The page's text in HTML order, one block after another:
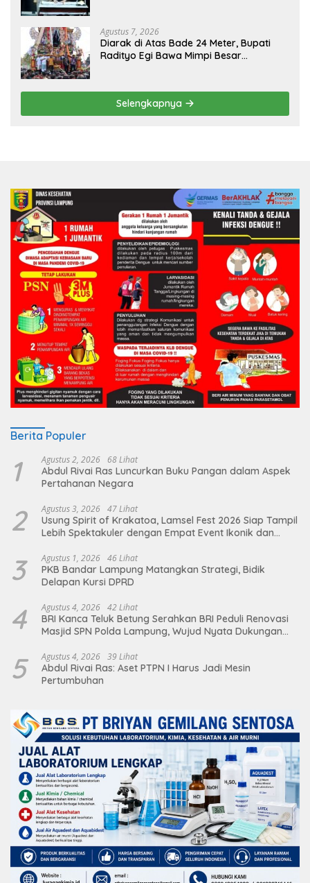
Agustus 7, 2026
Diarak di Atas Bade 24 Meter, Bupati
Radityo Egi Bawa Mimpi Besar
Selengkapnya
Berita Populer
1 Agustus 2, 2026 68 Lihat
Abdul Rivai Ras Luncurkan Buku Pangan dalam Aspek
Pertahanan Negara
2 Agustus 3, 2026 47 Lihat
Usung Spirit of Krakatoa, Lamsel Fest 2026 Siap Tampil
Lebih Spektakuler dengan Empat Event Ikonik dan
3 Agustus 1, 2026 46 Lihat
PKB Bandar Lampung Matangkan Strategi, Bidik
Delapan Kursi DPRD
4 Agustus 4, 2026 42 Lihat
BRI Kanca Teluk Betung Serahkan BRI Peduli Renovasi
Masjid SPN Polda Lampung, Wujud Nyata Dukungan
5 Agustus 4, 2026 39 Lihat
Abdul Rivai Ras: Aset PTPN I Harus Jadi Mesin
Pertumbuhan